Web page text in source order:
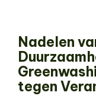
Nadelen
tegen